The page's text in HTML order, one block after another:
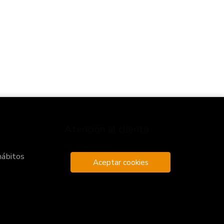
Pedidos especiales
Aceptar cookies